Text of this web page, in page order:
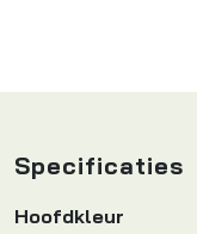
Specificaties
Hoofdkleur